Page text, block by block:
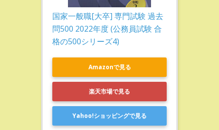
国家一般職[大卒] 専門試験 過去
問500 2022年度 (公務員試験 合
格の500シリーズ4)
Amazonで見る
楽天市場で見る
Yahoo!ショッピングで見る